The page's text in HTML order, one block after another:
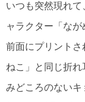
いつも突然現れ
ャラクター「なが
前面にプリントさ
ねこ」と同じ折
みどころのないキ